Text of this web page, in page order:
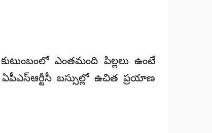
ఎంతమంది పిల్లలు ఉంటే
బస్సుల్లో ఉచిత ప్రయాణ